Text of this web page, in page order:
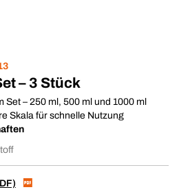
– 3 Stück
Set – 250 ml, 500 ml und 1000 ml
Skala für schnelle Nutzung